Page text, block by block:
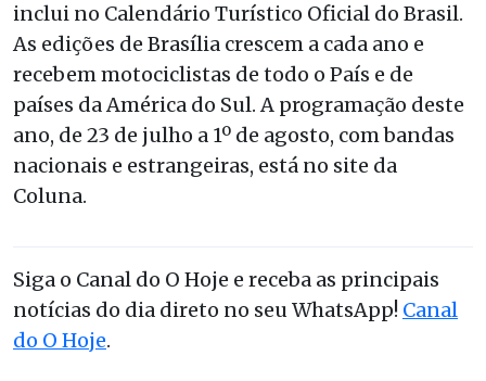
inclui no Calendário Turístico Oficial do Brasil.
As edições de Brasília crescem a cada ano e
recebem motociclistas de todo o País e de
países da América do Sul. A programação deste
ano, de 23 de julho a 1º de agosto, com bandas
nacionais e estrangeiras, está no site da
Coluna.
Siga o Canal do O Hoje e receba as principais
notícias do dia direto no seu WhatsApp! Canal
do O Hoje.